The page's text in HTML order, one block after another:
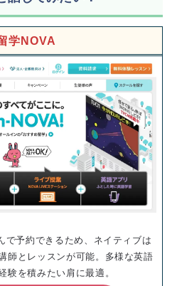
学NOVA
で予約できるため、ネイティブは
師とレッスンが可能。多様な英語
験を積みたい肩に最適。